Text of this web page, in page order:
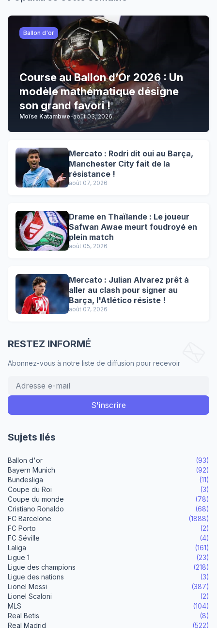
Ballon d'or
Course au Ballon d’Or 2026 : Un
modèle mathématique désigne
son grand favori !
Moïse Katambwe-août 03, 2026
Mercato : Rodri dit oui au Barça,
Manchester City fait de la
résistance !
août 07, 2026
Drame en Thaïlande : Le joueur
Safwan Awae meurt foudroyé en
plein match
août 05, 2026
Mercato : Julian Alvarez prêt à
aller au clash pour signer au
Barça, l'Atlético résiste !
août 07, 2026
RESTEZ INFORMÉ
Abonnez-vous à notre liste de diffusion pour recevoir
Sujets liés
Ballon d'or
(93)
Bayern Munich
(92)
Bundesliga
(11)
Coupe du Roi
(3)
Coupe du monde
(78)
Cristiano Ronaldo
(68)
FC Barcelone
(1888)
FC Porto
(2)
FC Séville
(4)
Laliga
(161)
Ligue 1
(23)
Ligue des champions
(218)
Ligue des nations
(3)
Lionel Messi
(387)
Lionel Scaloni
(2)
MLS
(104)
Real Betis
(8)
Real Madrid
(522)